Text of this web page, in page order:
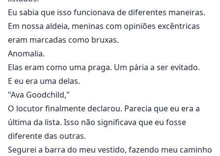
Eu sabia que isso funcionava de diferentes maneiras.
Em nossa aldeia, meninas com opiniões excêntricas
eram marcadas como bruxas.
Anomalia.
Elas eram como uma praga. Um pária a ser evitado.
E eu era uma delas.
"Ava Goodchild,"
O locutor finalmente declarou. Parecia que eu era a
última da lista. Isso não significava que eu fosse
diferente das outras.
Segurei a barra do meu vestido, fazendo meu caminho